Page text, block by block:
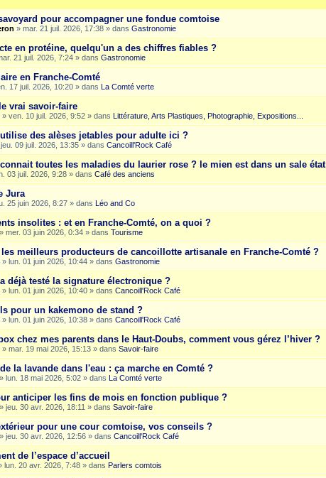
pour accompagner une fondue comtoise
» mar. 21 juil. 2026, 17:38 » dans Gastronomie
en protéine, quelqu'un a des chiffres fiables ?
21 juil. 2026, 7:24 » dans Gastronomie
en Franche-Comté
17 juil. 2026, 10:20 » dans La Comté verte
vrai savoir-faire
» ven. 10 juil. 2026, 9:52 » dans Littérature, Arts Plastiques, Photographie, Expositions...
des alèses jetables pour adulte ici ?
jeu. 09 juil. 2026, 13:35 » dans Cancoill'Rock Café
toutes les maladies du laurier rose ? le mien est dans un sale état
03 juil. 2026, 9:28 » dans Café des anciens
Jura
25 juin 2026, 8:27 » dans Léo and Co
insolites : et en Franche-Comté, on a quoi ?
» mer. 03 juin 2026, 0:34 » dans Tourisme
meilleurs producteurs de cancoillotte artisanale en Franche-Comté ?
» lun. 01 juin 2026, 10:44 » dans Gastronomie
déjà testé la signature électronique ?
» lun. 01 juin 2026, 10:40 » dans Cancoill'Rock Café
pour un kakemono de stand ?
» lun. 01 juin 2026, 10:38 » dans Cancoill'Rock Café
chez mes parents dans le Haut-Doubs, comment vous gérez l’hiver ?
» mar. 19 mai 2026, 15:13 » dans Savoir-faire
la lavande dans l'eau : ça marche en Comté ?
» lun. 18 mai 2026, 5:02 » dans La Comté verte
anticiper les fins de mois en fonction publique ?
» jeu. 30 avr. 2026, 18:11 » dans Savoir-faire
pour une cour comtoise, vos conseils ?
» jeu. 30 avr. 2026, 12:56 » dans Cancoill'Rock Café
de l’espace d’accueil
lun. 20 avr. 2026, 7:48 » dans Parlers comtois